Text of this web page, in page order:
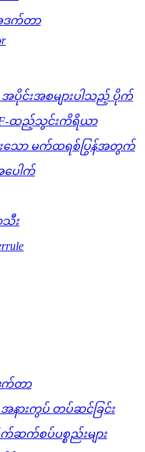
ဒက်တာ
အပိုင်းအစများပါသည့် ပိုက်
ထည့်သွင်းကိရိယာ
ာင်းသော မက်ထရစ်ပြွန်အတွက်
ေါက်
သီး
က်တာ
အနားကွပ် တပ်ဆင်ခြင်း
က်စပ်ပစ္စည်းများ